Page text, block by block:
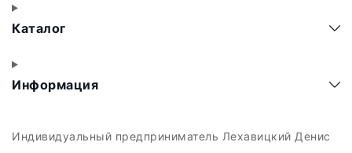
Каталог
Информация
Индивидуальный предприниматель Лехавицкий Денис